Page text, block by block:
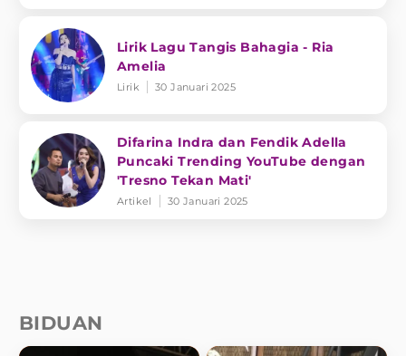
Lirik Lagu Tangis Bahagia - Ria
Amelia
Lirik 30 Januari 2025
Difarina Indra dan Fendik Adella
Puncaki Trending YouTube dengan
'Tresno Tekan Mati'
Artikel 30 Januari 2025
BIDUAN